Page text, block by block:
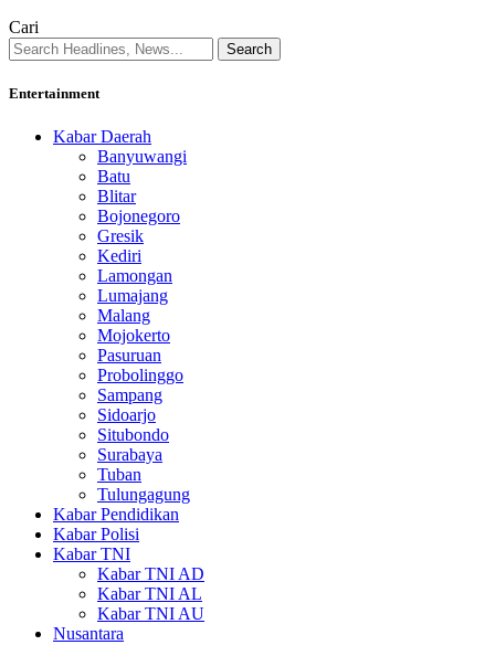
Cari
Entertainment
Kabar Daerah
Banyuwangi
Batu
Blitar
Bojonegoro
Gresik
Kediri
Lamongan
Lumajang
Malang
Mojokerto
Pasuruan
Probolinggo
Sampang
Sidoarjo
Situbondo
Surabaya
Tuban
Tulungagung
Kabar Pendidikan
Kabar Polisi
Kabar TNI
Kabar TNI AD
Kabar TNI AL
Kabar TNI AU
Nusantara